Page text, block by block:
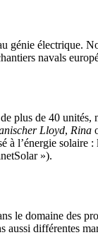
génie électrique.
navals
plus de 40
Lloyd, Rina
à l’énergie
»).
le domaine des
aussi différentes